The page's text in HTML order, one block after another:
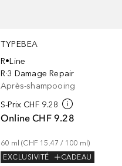
TYPEBEA
R•Line
R·3 Damage Repair
Après-shampooing
S-Prix CHF 9.28
Online CHF 9.28
60 ml (CHF 15.47 / 100 ml)
EXCLUSIVITÉ
CADEAU